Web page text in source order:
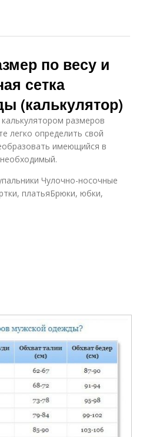
по весу и
сетка
(калькулятор)
размеров
легко определить свой
имеющийся в
Чулочно-носочные
платьяБрюки, юбки,